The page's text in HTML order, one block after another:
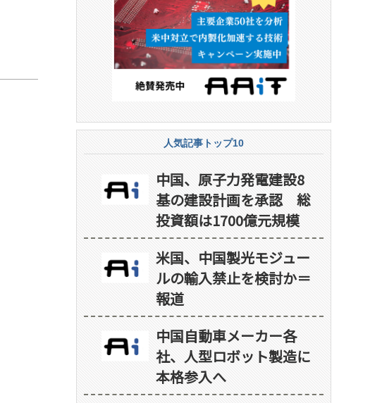
人気記事トップ10
中国、原子力発電建設8
基の建設計画を承認 総
投資額は1700億元規模
米国、中国製光モジュー
ルの輸入禁止を検討か＝
報道
中国自動車メーカー各
社、人型ロボット製造に
本格参入へ